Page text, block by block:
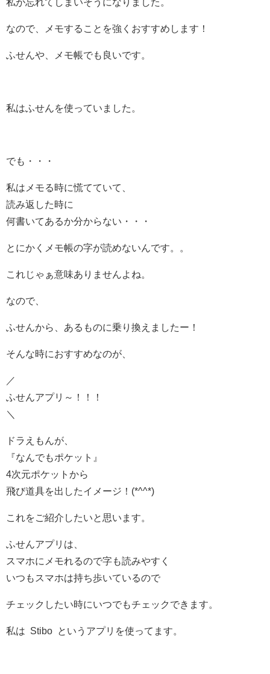
私が忘れてしまいそうになりました。
なので、メモすることを強くおすすめします！
ふせんや、メモ帳でも良いです。
私はふせんを使っていました。
でも・・・
私はメモる時に慌てていて、
読み返した時に
何書いてあるか分からない・・・
とにかくメモ帳の字が読めないんです。。
これじゃぁ意味ありませんよね。
なので、
ふせんから、あるものに乗り換えましたー！
そんな時におすすめなのが、
／
ふせんアプリ～！！！
＼
ドラえもんが、
『なんでもポケット』
4次元ポケットから
飛び道具を出したイメージ！(*^^*)
これをご紹介したいと思います。
ふせんアプリは、
スマホにメモれるので字も読みやすく
いつもスマホは持ち歩いているので
チェックしたい時にいつでもチェックできます。
私は Stibo というアプリを使ってます。